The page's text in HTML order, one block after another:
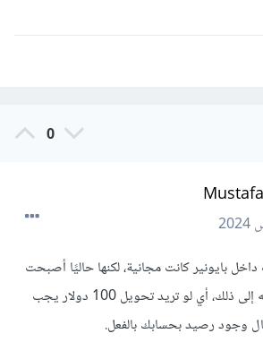
0
بايونير كانت مجانية، لكنها حاليًا أصبحت
2 دولار لكل تحويل فانتبه إلى ذلك، أي لو تريد تحويل 100 دولار يجب